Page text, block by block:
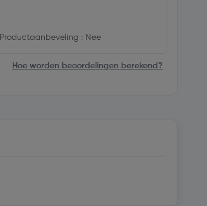
Productaanbeveling : Nee
Hoe worden beoordelingen berekend?